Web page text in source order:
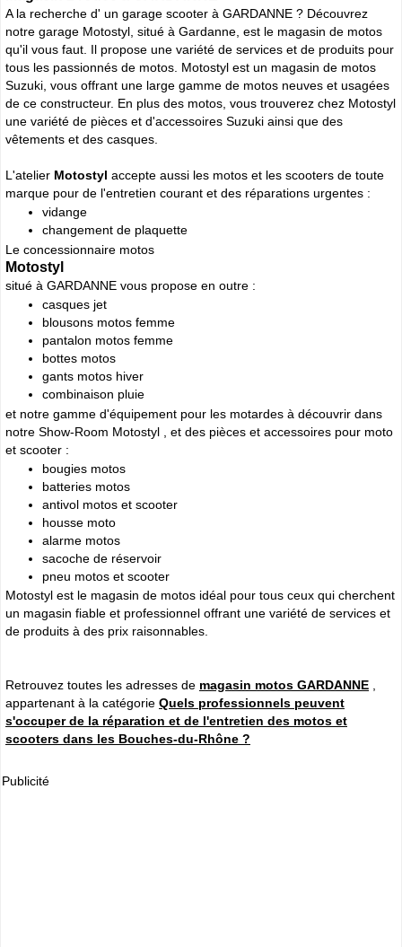
A la recherche d' un garage scooter à GARDANNE ? Découvrez
notre garage Motostyl, situé à Gardanne, est le magasin de motos
qu'il vous faut. Il propose une variété de services et de produits pour
tous les passionnés de motos. Motostyl est un magasin de motos
Suzuki, vous offrant une large gamme de motos neuves et usagées
de ce constructeur. En plus des motos, vous trouverez chez Motostyl
une variété de pièces et d'accessoires Suzuki ainsi que des
vêtements et des casques.
L'atelier Motostyl accepte aussi les motos et les scooters de toute
marque pour de l'entretien courant et des réparations urgentes :
vidange
changement de plaquette
Le concessionnaire motos
Motostyl
situé à GARDANNE vous propose en outre :
casques jet
blousons motos femme
pantalon motos femme
bottes motos
gants motos hiver
combinaison pluie
et notre gamme d'équipement pour les motardes à découvrir dans
notre Show-Room Motostyl , et des pièces et accessoires pour moto
et scooter :
bougies motos
batteries motos
antivol motos et scooter
housse moto
alarme motos
sacoche de réservoir
pneu motos et scooter
Motostyl est le magasin de motos idéal pour tous ceux qui cherchent
un magasin fiable et professionnel offrant une variété de services et
de produits à des prix raisonnables.
Retrouvez toutes les adresses de magasin motos GARDANNE ,
appartenant à la catégorie Quels professionnels peuvent
s'occuper de la réparation et de l'entretien des motos et
scooters dans les Bouches-du-Rhône ?
Publicité